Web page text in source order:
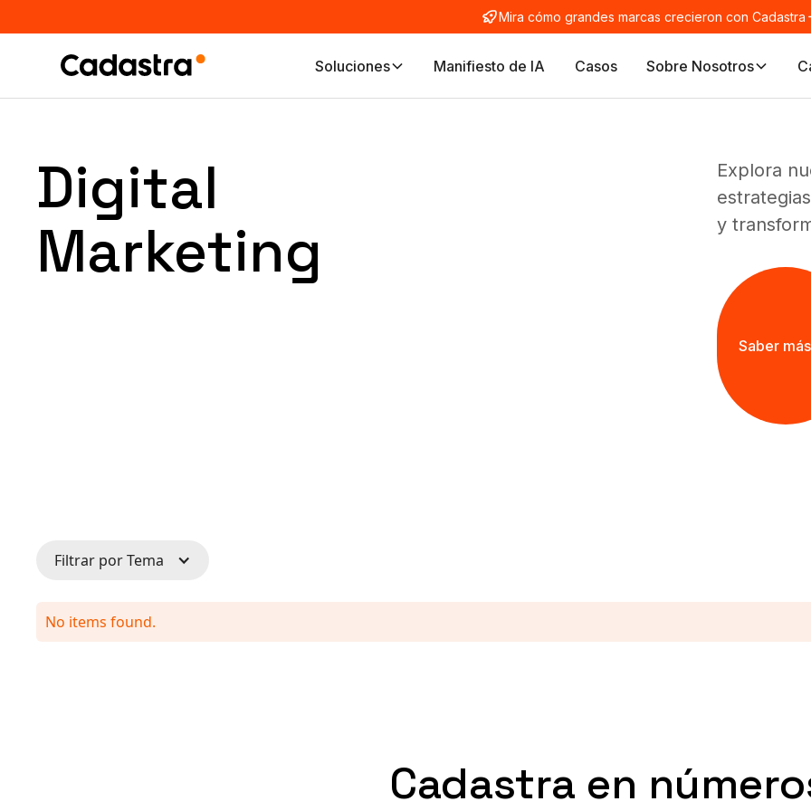
Mira cómo grandes marcas crecieron con Cadastra
Soluciones Manifiesto de IA Casos Sobre Nosotros
Digital
Marketing
Explora
y
Saber más
Filtrar por Tema
No items found.
Cadastra en